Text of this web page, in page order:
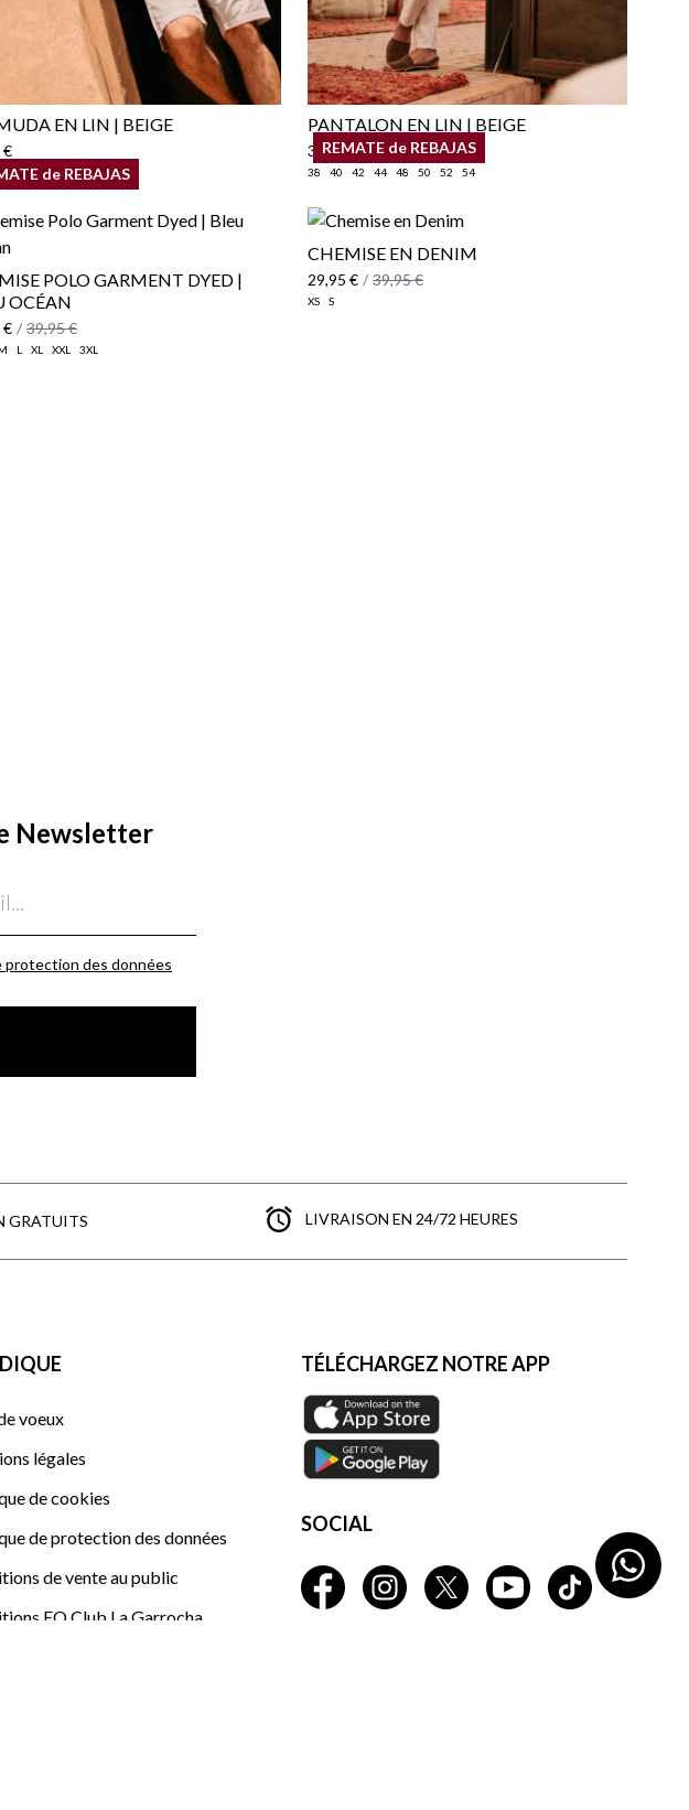
EN LIN | BEIGE
€
42 44 46 48 50 52
PANTALON EN LIN | BEIGE
39,95 €
38 40 42 44 48 50 52 54
de REBAJAS
POLO GARMENT DYED |
OCÉAN
€ / 39,95 €
L XL XXL 3XL
REMATE de REBAJAS
CHEMISE EN DENIM
29,95 € / 39,95 €
XS S
Newsletter
protection des données
GRATUITS LIVRAISON EN 24/72 HEURES
voeux
légales
de cookies
de protection des données
de vente au public
EQ Club La Garrocha
TÉLÉCHARGEZ NOTRE APP
SOCIAL